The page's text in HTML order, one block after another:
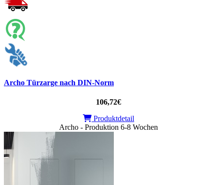
Archo Türzarge nach DIN-Norm
106,72€
Produktdetail
Archo - Produktion 6-8 Wochen